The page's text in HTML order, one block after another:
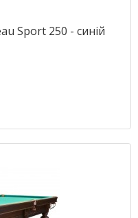
Sport 250 - синій